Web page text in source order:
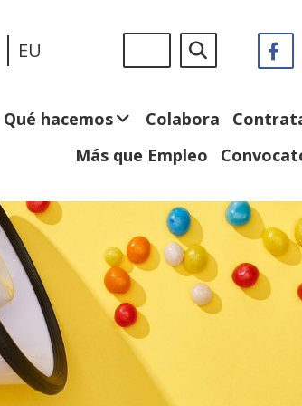
EU
en:
Qué hacemos Colabora
Más que Empleo